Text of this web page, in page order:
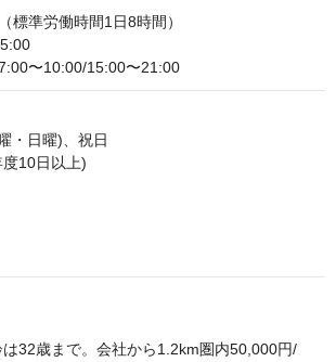
標準労働時間1日8時間）
〜10:00/15:00〜21:00
・日曜)、祝日
度10日以上)
は32歳まで。会社から1.2km圏内50,000円/